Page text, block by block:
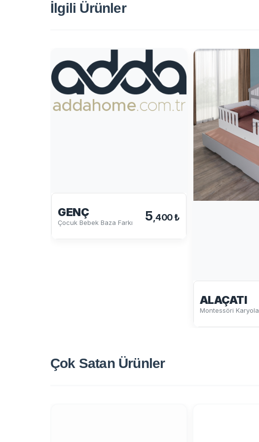
İlgili Ürünler
GENÇ
Çocuk Bebek Baza Farkı 5,400 ₺
ALAÇATI
Montessöri Karyola
Çok SatanÜrünler